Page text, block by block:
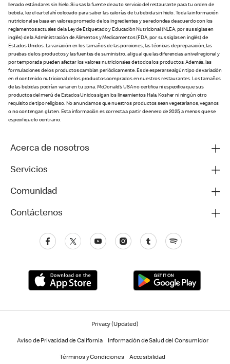
llenado estándares sin hielo. Si usas la fuente de auto servicio del restaurante para tu orden de
bebida, lee el cartel ahí colocado para saber las calorías de tu bebida sin hielo. Toda la información
nutricional se basa en valores promedio de los ingredientes y se redondea de acuerdo con los
reglamentos actuales de la Ley de Etiquetado y Educación Nutricional (NLEA, por sus siglas en
inglés) de la Administración de Alimentos y Medicamentos (FDA, por sus siglas en inglés) de
Estados Unidos. La variación en los tamaños de las porciones, las técnicas de preparación, las
pruebas de los productos y las fuentes de suministro, al igual que las diferencias a nivel regional y
por temporada pueden afectar los valores nutricionales de todos los productos. Además, las
formulaciones de los productos cambian periódicamente. Es de esperarse algún tipo de variación
en el contenido nutricional de los productos comprados en nuestros restaurantes. Los tamaños
de las bebidas podrían variar en tu zona. McDonald’s USA no certifica ni especifica que sus
productos del menú de Estados Unidos sigan los lineamientos Hala, Kosher ni ningún otro
requisito de tipo religioso. No anunciamos que nuestros productos sean vegetarianos, veganos
o no contengan gluten. Esta información es correcta a partir de enero de 2025, a menos que se
especifique lo contrario.
Acerca de nosotros
Servicios
Comunidad
Contáctenos
Privacy (Updated)
Aviso de Privacidad de California Información de Salud del Consumidor
Términos y Condiciones Accesibilidad